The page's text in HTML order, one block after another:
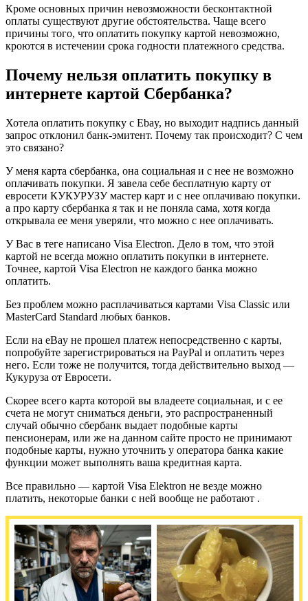
Кроме основных причин невозможности бесконтактной
оплаты существуют другие обстоятельства. Чаще всего
причины того, что оплатить покупку картой невозможно,
кроются в истечении срока годности платежного средства.
Почему нельзя оплатить покупку в
интернете картой Сбербанка?
Хотела оплатить покупку с Ebay, но выходит надпись данный
запрос отклонил банк-эмитент. Почему так происходит? С чем
это связано?
У меня карта сбербанка, она социальная и с нее не возможно
оплачивать покупки. Я завела себе бесплатную карту от
евросети КУКУРУЗУ мастер карт и с нее оплачиваю покупки.
а про карту сбербанка я так и не поняла сама, хотя когда
открывала ее меня уверяли, что можно с нее оплачивать.
У Вас в теге написано Visa Electron. Дело в том, что этой
картой не всегда можно оплатить покупки в интернете.
Точнее, картой Visa Electron не каждого банка можно
оплатить.
Без проблем можно расплачиваться картами Visa Classic или
MasterCard Standard любых банков.
Если на eBay не прошел платеж непосредственно с карты,
попробуйте зарегистрироваться на PayPal и оплатить через
него. Если тоже не получится, тогда действительно выход —
Кукуруза от Евросети.
Скорее всего карта которой вы владеете социальная, и с ее
счета не могут сниматься деньги, это распространенный
случай обычно сбербанк выдает подобные карты
пенсионерам, или же на данном сайте просто не принимают
подобные карты, нужно уточнить у оператора банка какие
функции может выполнять ваша кредитная карта.
Все правильно — картой Visa Elektron не везде можно
платить, некоторые банки с ней вообще не работают .